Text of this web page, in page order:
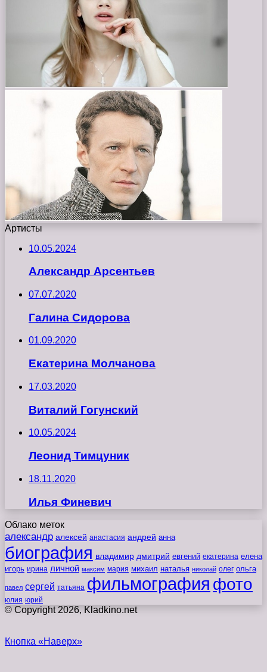
Артисты
10.05.2024
Александр Арсентьев
07.07.2020
Галина Сидорова
01.09.2020
Екатерина Молчанова
17.03.2020
Виталий Гогунский
10.05.2024
Леонид Тимцуник
18.11.2020
Илья Финевич
Облако меток
александр алексей анастасия андрей анна
биография владимир дмитрий евгений екатерина елена
игорь ирина личной максим мария михаил наталья николай олег ольга
павел сергей татьяна фильмография фото
юлия юрий
© Copyright 2026, Kladkino.net
Кнопка «Наверх»